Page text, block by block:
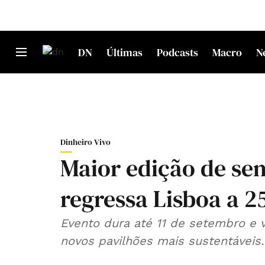
DN Últimas Podcasts Macro
Dinheiro Vivo
Maior edição de
regressa Lisboa a
Evento dura até 11 de setembro e
novos pavilhões mais sustentáveis.